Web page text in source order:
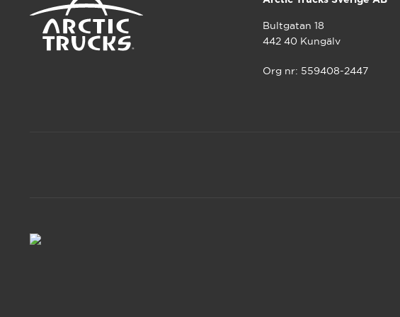
Bultgatan 18
442 40 Kungälv
Org nr: 559408-2447